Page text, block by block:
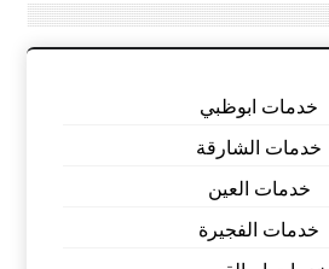
خدمات ابوظبي
خدمات الشارقة
خدمات العين
خدمات الفجيرة